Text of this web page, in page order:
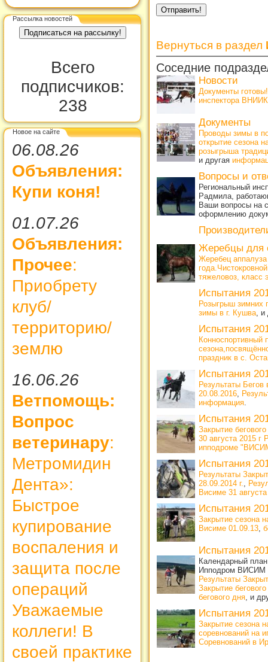
Рассылка новостей
Всего
подписчиков:
238
Новое на сайте
06.08.26
Объявления:
Купи коня!
01.07.26
Объявления:
Прочее:
Приобрету
клуб/
территорию/
землю
16.06.26
Ветпомощь:
Вопрос
ветеринару:
Метромидин
Дента»:
Быстрое
купирование
воспаления и
защита после
операций
Уважаемые
коллеги! В
своей практике
Вернуться в раздел
Соседние
Новости
Документы
инспектора ВНИИК
Документы
Проводы зимы в
открытие сезона
розыгрыша
и другая
Вопросы и
Региональный
Радмила,
Ваши вопросы на
оформлению
Жеребцы для
Жеребец
тяжеловоз, класс
Испытания
Розыгрыш зимних
зимы в г. Кушва ,
Испытания
Конноспортивный
праздник в с.
Испытания
Результаты Бегов
20.08.2016
информация
Испытания
Закрытие
30 августа 2015
ипподроме
Испытания
Результаты
28.09.2014 г.
Висиме 31 августа
Испытания
Закрытие сезона
Висиме 01.09.13
Испытания
Календарный
Ипподром ВИСИМ
Результаты
Закрытие
бегового дня , и
Испытания
Закрытие сезона
соревнований на
Соревнований в